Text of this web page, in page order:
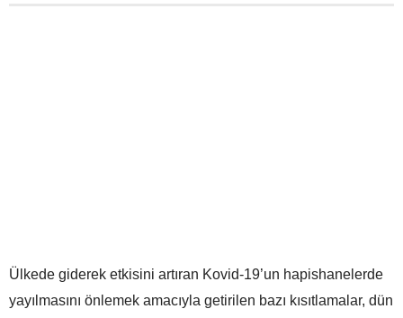
Ülkede giderek etkisini artıran Kovid-19’un hapishanelerde
yayılmasını önlemek amacıyla getirilen bazı kısıtlamalar, dün